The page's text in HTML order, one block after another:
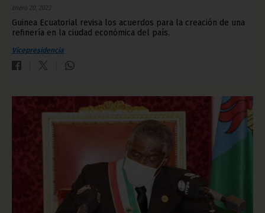
enero 20, 2023
Guinea Ecuatorial revisa los acuerdos para la creación de una
refinería en la ciudad económica del país.
Vicepresidencia